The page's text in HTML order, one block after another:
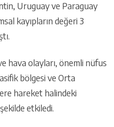
Uruguay ve Paraguay
kayıpların değeri 3
hava olayları, önemli nüfus
bölgesi ve Orta
hareket halindeki
etkiledi.